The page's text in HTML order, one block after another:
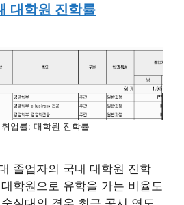
대학원 진학률
업률: 대학원 진학률
졸업자의 국내 대학원 진학
학원으로 유학을 가는 비율도